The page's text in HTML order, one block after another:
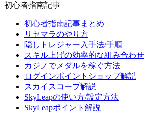
初心者指南記事
初心者指南記事まとめ
リセマラのやり方
隠しトレジャー入手法/手順
スキル上げの効率的な組み合わせ
カジノでメダルを稼ぐ方法
ログインポイントショップ解説
スカイスコープ解説
SkyLeapの使い方/設定方法
SkyLeapポイント解説